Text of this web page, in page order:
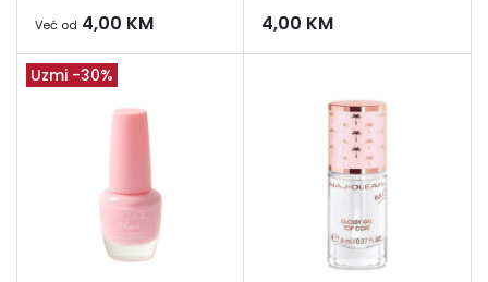
Već od 4,00 KM 4,00 KM
Uzmi -30%